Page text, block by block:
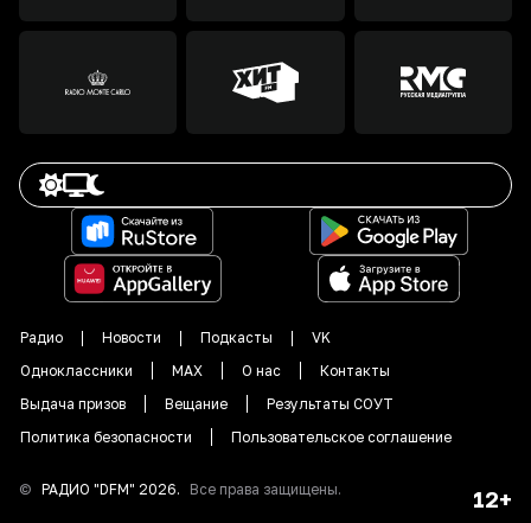
Радио Новости Подкасты
VK
Одноклассники
MAX О нас
Контакты
Выдача призов
Вещание
Результаты СОУТ
Политика безопасности
Пользовательское соглашение
© РАДИО "DFM" 2026. Все права защищены. 12+